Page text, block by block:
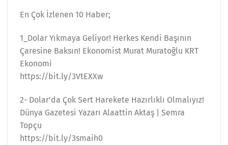
En Çok İzlenen 10 Haber;
1_Dolar Yıkmaya Geliyor! Herkes Kendi Başının
Çaresine Baksın! Ekonomist Murat Muratoğlu KRT
Ekonomi
https://bit.ly/3VtEXXw
2- Dolar’da Çok Sert Harekete Hazırlıklı Olmalıyız!
Dünya Gazetesi Yazarı Alaattin Aktaş | Semra
Topçu
https://bit.ly/3smaih0